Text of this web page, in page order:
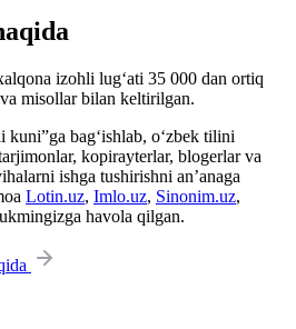
izohli lug‘ati 35 000 dan ortiq
misollar bilan keltirilgan.
bag‘ishlab, o‘zbek tilini
kopirayterlar, blogerlar va
ishga tushirishni an’anaga
Lotin.uz, Imlo.uz, Sinonim.uz,
havola qilgan.